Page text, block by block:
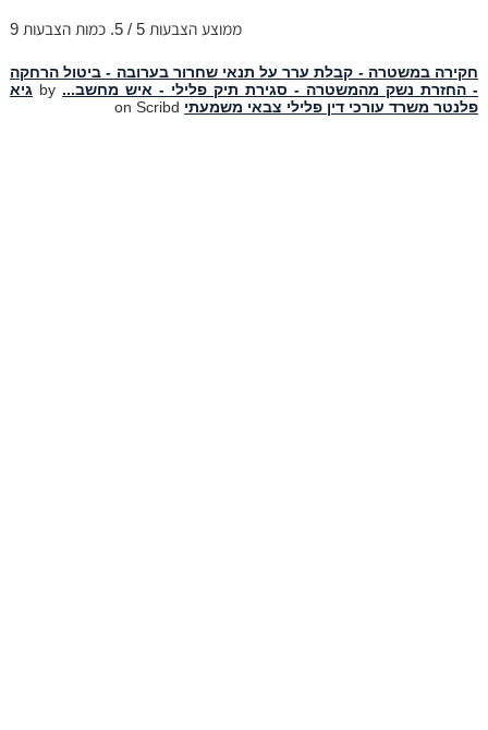
ממוצע הצבעות5 / 5. כמות הצבעות 9
חקירה במשטרה - קבלת ערר על תנאי שחרור בערובה - ביטול הרחקה
- החזרת נשק מהמשטרה - סגירת תיק פלילי - איש מחשב... by
גיא
פלנטר משרד עורכי דין פלילי צבאי משמעתי